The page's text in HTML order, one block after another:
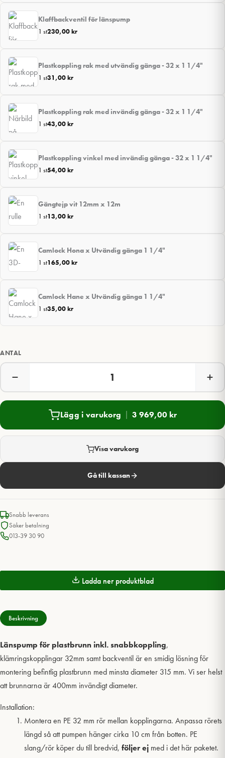
Klaffbackventil för länspump
1 st230,00kr
Plastkoppling rak med utvändig gänga - 32 x 1 1/4"
1 st31,00kr
Plastkoppling rak med invändig gänga - 32 x 1 1/4"
1 st43,00kr
Plastkoppling vinkel med invändig gänga - 32 x 1 1/4"
1 st54,00kr
Gängtejp vit 12mm x 12m
1 st13,00kr
Camlock Hona x Utvändig gänga 1 1/4"
1 st165,00kr
Camlock Hane x Utvändig gänga 1 1/4"
1 st35,00kr
ANTAL
Lägg i varukorg 3 969,00 kr
Visa varukorg
Gå till kassan
Snabb leverans
Säker betalning
013-39 30 90
Ladda ner produktblad
Beskrivning
Länspump för plastbrunn inkl. snabbkoppling,
klämringskopplingar 32mm samt backventil är en smidig lösning för
montering befintlig plastbrunn med minsta diameter 315 mm. Vi ser helst
att brunnarna är 400mm invändigt diameter.
Installation:
Montera en PE 32 mm rör mellan kopplingarna. Anpassa rörets
längd så att pumpen hänger cirka 10 cm från botten. PE
slang/rör köper du till bredvid, följer ej med i det här paketet.